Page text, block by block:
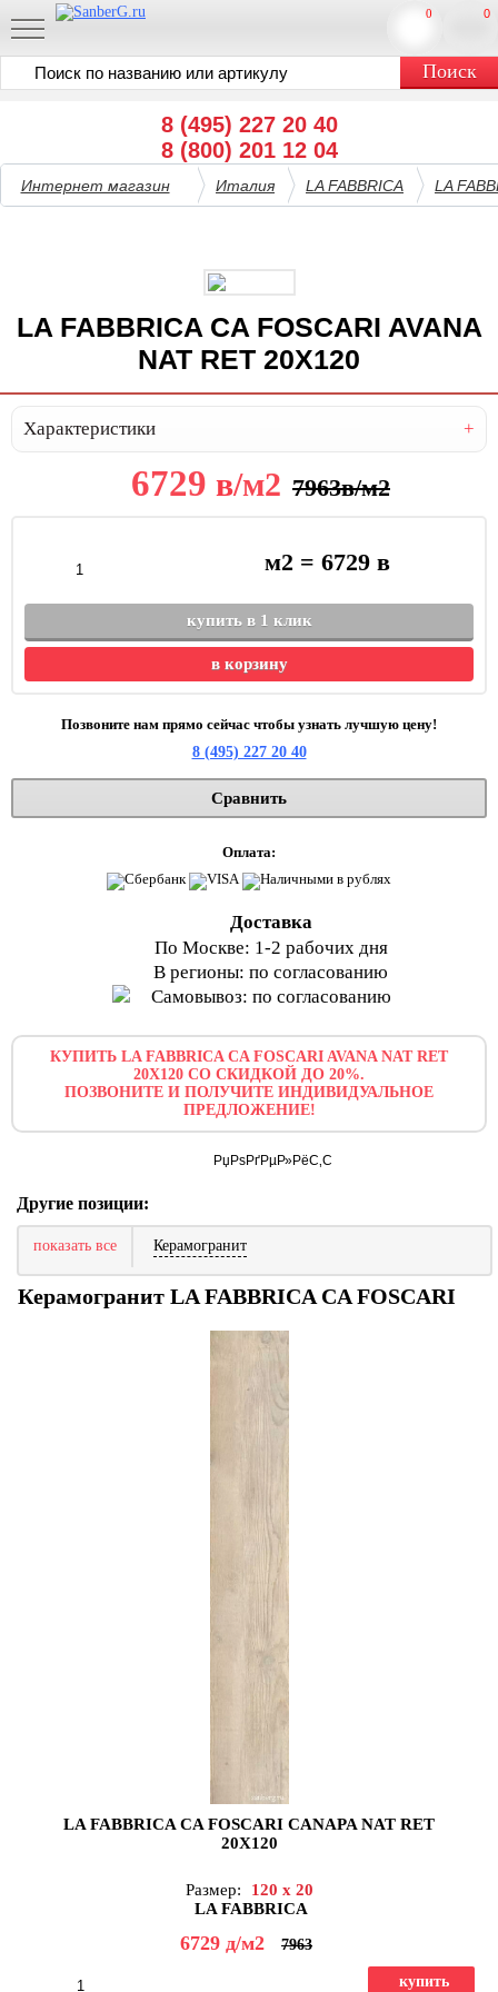
8 (495) 227 20 40
8 (800) 201 12 04
0
0
Интернет магазин Италия LA FABBRICA LA
LA FABBRICA CA FOSCARI AVANA
NAT RET 20X120
Характеристики
6729 в/м2 7963в/м2
м2 =6729 в
купить в 1 клик
в корзину
Позвоните нам прямо сейчас чтобы узнать лучшую цену!
8 (495) 227 20 40
Сравнить
Оплата:
Доставка
По Москве: 1-2 рабочих дня
В регионы: по согласованию
Самовывоз: по согласованию
КУПИТЬ LA FABBRICA CA FOSCARI AVANA NAT RET
20X120 СО СКИДКОЙ ДО 20%.
ПОЗВОНИТЕ И ПОЛУЧИТЕ ИНДИВИДУАЛЬНОЕ
ПРЕДЛОЖЕНИЕ!
Другие позиции:
показать все Керамогранит
Керамогранит LA FABBRICA CA FOSCARI
LA FABBRICA CA FOSCARI CANAPA NAT RET
20X120
Размер:
120 x 20
LA FABBRICA
6729 д/м2 7963
купить